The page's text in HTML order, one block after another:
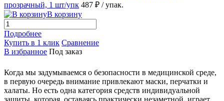
прозрачный, 1 шт/упк 487 ₽ / упак.
В корзину
Подробнее
Купить в 1 клик Сравнение
В избранное Под заказ
Когда мы задумываемся о безопасности в медицинской среде,
в первую очередь внимание привлекают маски, перчатки и
халаты. Но есть одна категория средств индивидуальной